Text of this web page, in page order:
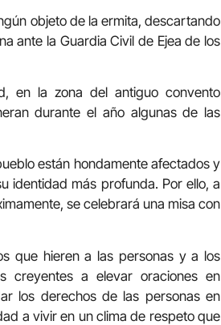
objeto de la ermita, descartando
ante la Guardia Civil de Ejea de los
en la zona del antiguo convento
durante el año algunas de las
están hondamente afectados y
identidad más profunda. Por ello, a
se celebrará una misa con
que hieren a las personas y a los
creyentes a elevar oraciones en
los derechos de las personas en
a vivir en un clima de respeto que